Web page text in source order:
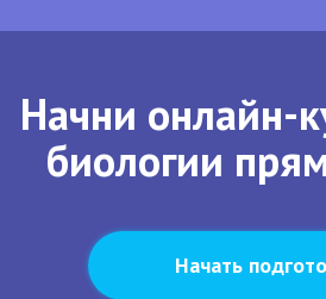
Начни онлайн-
биологии
Начать